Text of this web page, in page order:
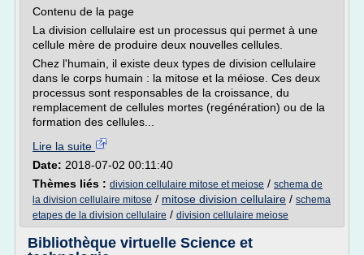
Contenu de la page
La division cellulaire est un processus qui permet à une
cellule mère de produire deux nouvelles cellules.
Chez l'humain, il existe deux types de division cellulaire
dans le corps humain : la mitose et la méiose. Ces deux
processus sont responsables de la croissance, du
remplacement de cellules mortes (regénération) ou de la
formation des cellules...
Lire la suite
Date: 2018-07-02 00:11:40
Thèmes liés : division cellulaire mitose et meiose / schema de
la division cellulaire mitose / mitose division cellulaire / schema
etapes de la division cellulaire / division cellulaire meiose
Bibliothèque virtuelle Science et